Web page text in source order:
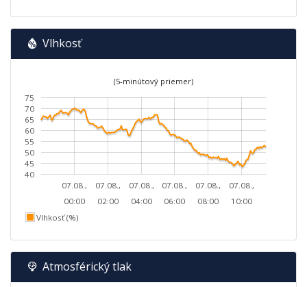
Vlhkosť
(5-minútový priemer)
07.08.,
00:00
07.08.,
02:00
07.08.,
04:00
07.08.,
06:00
07.08.,
08:00
07.08.,
10:00
40
45
50
55
60
65
70
75
Vlhkosť (%)
Atmosférický tlak